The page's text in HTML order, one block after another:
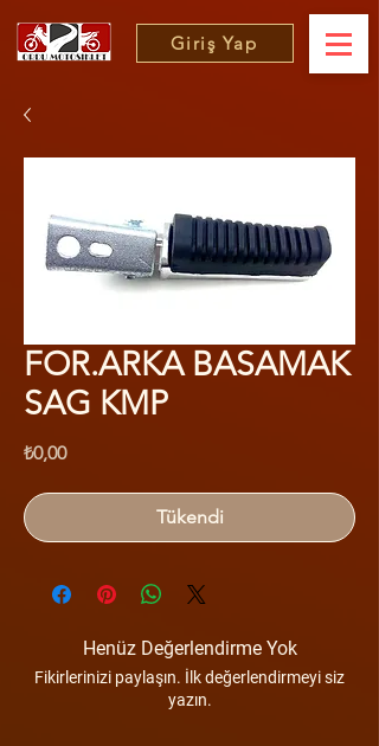
Giriş Yap
FOR.ARKA BASAMAK
SAG KMP
₺0,00Fiyat
Tükendi
Henüz Değerlendirme Yok
Fikirlerinizi paylaşın. İlk değerlendirmeyi siz
yazın.